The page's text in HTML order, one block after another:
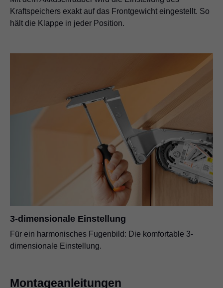
Kraftspeichers exakt auf das Frontgewicht eingestellt. So
hält die Klappe in jeder Position.
3-dimensionale Einstellung
Für ein harmonisches Fugenbild: Die komfortable 3-
dimensionale Einstellung.
Montageanleitungen